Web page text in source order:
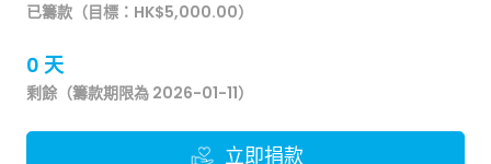
已籌款（目標：HK$5,000.00）
0 天
剩餘（籌款期限為 2026-01-11）
立即捐款